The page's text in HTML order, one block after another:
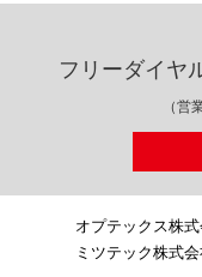
フリーダイヤ
（営
オプテックス株
ミツテック株式